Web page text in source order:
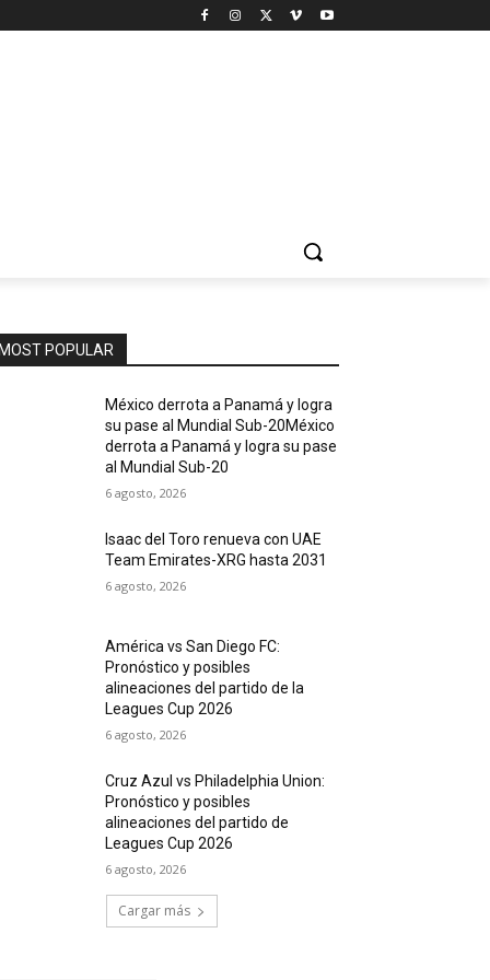
MOST POPULAR
México derrota a Panamá y logra
su pase al Mundial Sub-20México
derrota a Panamá y logra su pase
al Mundial Sub-20
6 agosto, 2026
Isaac del Toro renueva con UAE
Team Emirates-XRG hasta 2031
6 agosto, 2026
América vs San Diego FC:
Pronóstico y posibles
alineaciones del partido de la
Leagues Cup 2026
6 agosto, 2026
Cruz Azul vs Philadelphia Union:
Pronóstico y posibles
alineaciones del partido de
Leagues Cup 2026
6 agosto, 2026
Cargar más